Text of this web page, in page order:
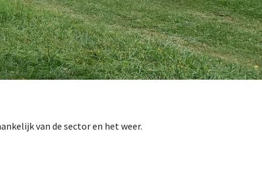
van de sector en het weer.